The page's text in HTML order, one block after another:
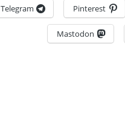
Pinterest
Telegram
Mastodon